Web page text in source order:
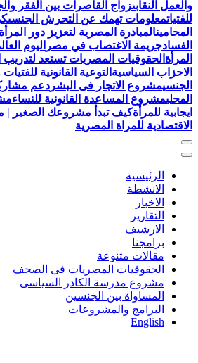
والعمل النقابىزواج القاصرات بين الفقر
للفتياتمعلومات تهمك عن التحرش الجنسى
المحامينالمبادرة المصرية لتعزيز دور
الفسادجريمة الاغتصاب في مصر اليوم
المرأة الحقوقيات المصريات تستعد لتدريب
الاحزاب السياسية التوعية القانونية
الجنسيمشروع الاتجار فى البشر دعم
المحليمشروع المساعدة القانونية للنساء
ايجابية للمرأةكيف تبدأ مشروعك الصغير |
الاقتصادية للمراة المصرية
الرئيسية
الانشطة
الاخبار
التقارير
الارشيف
برامجنا
مقالات متنوعة
الحقوقيات المصريات فى الصحف
مشروع مدرسة الكادر السياسى
المساواة بين الجنسين
البرامج والمشروعات
English